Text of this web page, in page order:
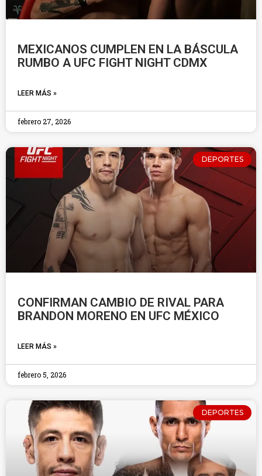
MEXICANOS CUMPLEN EN LA BÁSCULA
RUMBO A UFC FIGHT NIGHT CDMX
LEER MÁS »
febrero 27, 2026
DEPORTES
CONFIRMAN CAMBIO DE RIVAL PARA
BRANDON MORENO EN UFC MÉXICO
LEER MÁS »
febrero 5, 2026
DEPORTES